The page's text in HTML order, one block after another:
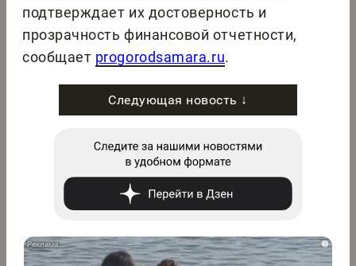
подтверждает их достоверность и
прозрачность финансовой отчетности,
сообщает progorodsamara.ru.
Следующая новость ↓
i